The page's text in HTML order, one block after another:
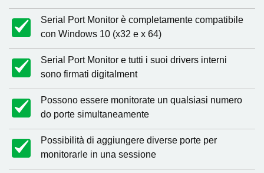
Serial Port Monitor è completamente compatibile
con Windows 10 (x32 e x 64)
Serial Port Monitor e tutti i suoi drivers interni
sono firmati digitalment
Possono essere monitorate un qualsiasi numero
do porte simultaneamente
Possibilità di aggiungere diverse porte per
monitorarle in una sessione